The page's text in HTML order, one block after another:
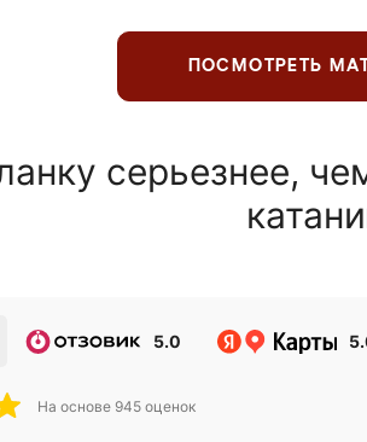
ПОСМОТРЕТЬ
серьезнее,
5.0
На основе 945 оценок